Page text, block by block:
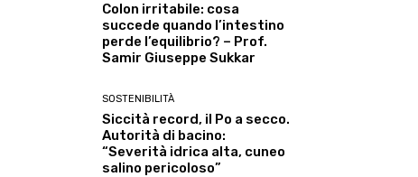
Colon irritabile: cosa
succede quando l’intestino
perde l’equilibrio? – Prof.
Samir Giuseppe Sukkar
SOSTENIBILITÀ
Siccità record, il Po a secco.
Autorità di bacino:
“Severità idrica alta, cuneo
salino pericoloso”